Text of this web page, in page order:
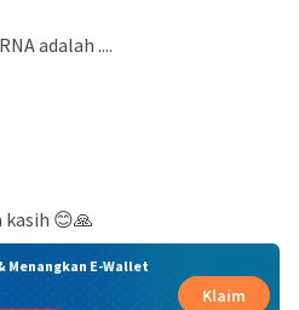
adalah ....
😊🙏
Menangkan E-Wallet
Klaim